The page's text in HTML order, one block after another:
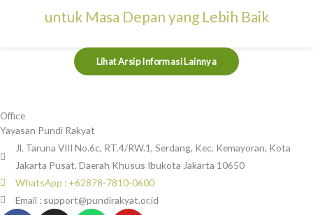
untuk Masa Depan yang Lebih Baik
Lihat Arsip Informasi Lainnya
Office
Yayasan Pundi Rakyat
Jl. Taruna VIII No.6c, RT.4/RW.1, Serdang, Kec. Kemayoran, Kota
Jakarta Pusat, Daerah Khusus Ibukota Jakarta 10650
WhatsApp : +62878-7810-0600
Email : support@pundirakyat.or.id